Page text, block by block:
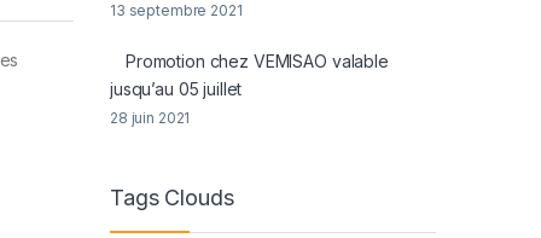
13 septembre 2021
Promotion chez VEMISAO valable
jusqu’au 05 juillet
28 juin 2021
Tags Clouds